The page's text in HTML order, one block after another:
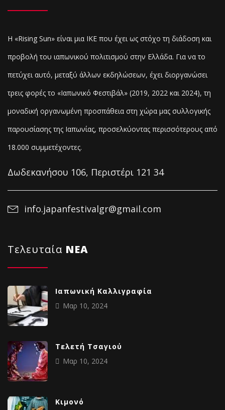
Η «Rising Sun» είναι μια ΙΚΕ που έχει ως στόχο τη διάδοση και
προβολή του ιαπωνικού πολιτισμού στην Ελλάδα. Για να το
πετύχει αυτό, μεταξύ άλλων εκδηλώσεων, έχει διοργανώσει
τρεις φορές το «Ιαπωνικό Φεστιβάλ» (2019, 2022 και 2024), τη
μοναδική οργανωμένη προσπάθεια στη χώρα μας συλλογικής
παρουσίασης της Ιαπωνίας, προσελκύοντας περισσότερους από
18.000 συμμετέχοντες.
Δωδεκανήσου 106, Περιστέρι 121 34
info.japanfestivalgr@gmail.com
Τελευταία NΕΑ
Ιαπωνική Καλλιγραφία
Μαρ 10, 2024
Tελετή Τσαγιού
Μαρ 10, 2024
Κιμονό